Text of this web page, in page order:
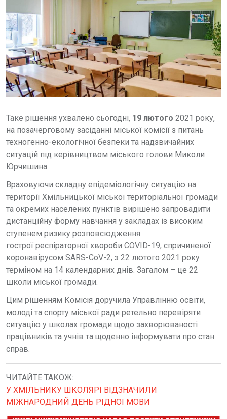
Таке рішення ухвалено сьогодні, 19 лютого 2021 року,
на позачерговому засіданні міської комісії з питань
техногенно-екологічної безпеки та надзвичайних
ситуацій під керівництвом міського голови Миколи
Юрчишина.
Враховуючи складну епідеміологічну ситуацію на
території Хмільницької міської територіальної громади
та окремих населених пунктів вирішено запровадити
дистанційну форму навчання у закладах із високим
ступенем ризику розповсюдження
гострої респіраторної хвороби COVID-19, спричиненої
коронавірусом SARS-CoV-2, з 22 лютого 2021 року
терміном на 14 календарних днів. Загалом – це 22
школи міської громади.
Цим рішенням Комісія доручила Управлінню освіти,
молоді та спорту міської ради ретельно перевіряти
ситуацію у школах громади щодо захворюваності
працівників та учнів та щоденно інформувати про стан
справ.
ЧИТАЙТЕ ТАКОЖ:
У ХМІЛЬНИКУ ШКОЛЯРІ ВІДЗНАЧИЛИ
МІЖНАРОДНИЙ ДЕНЬ РІДНОЇ МОВИ